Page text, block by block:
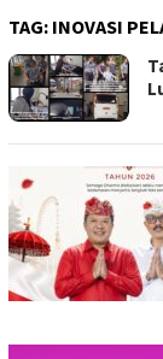
TAG: INOVASI